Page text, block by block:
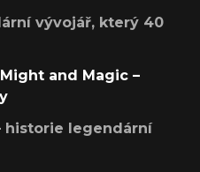
vývojář, který 40
and Magic –
historie legendární